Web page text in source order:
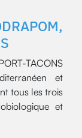
TACONS
et
tous les trois
et